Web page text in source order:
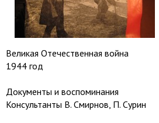
Великая Отечественная война
1944 год
Документы и воспоминания
Консультанты В. Смирнов, П. Сурин